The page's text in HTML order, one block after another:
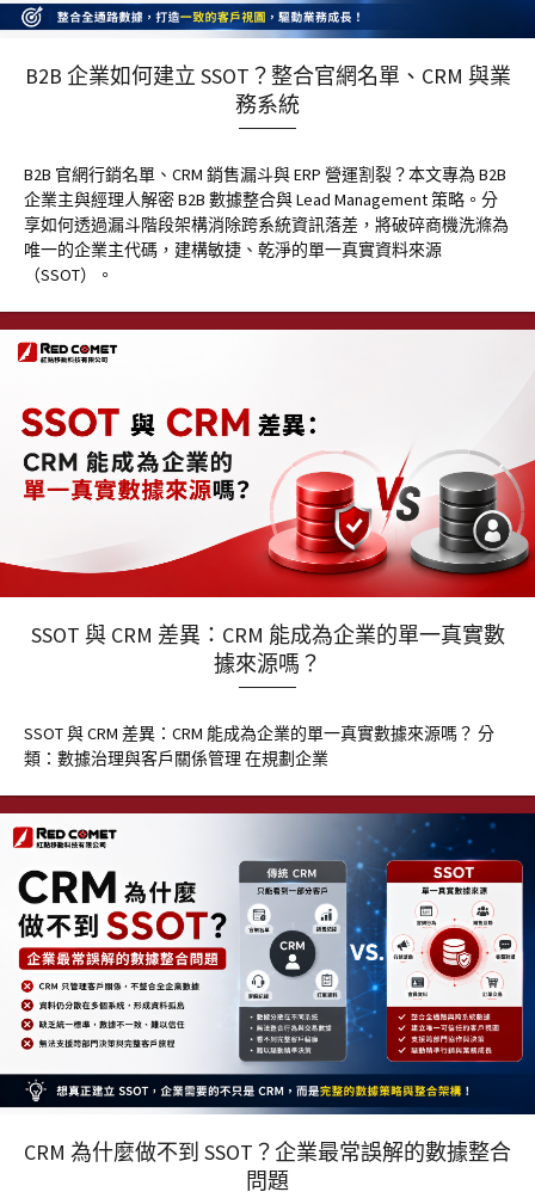
B2B 企業如何建立 SSOT？整合官網名單、CRM 與業
務系統
B2B 官網行銷名單、CRM 銷售漏斗與 ERP 營運割裂？本文專為 B2B
企業主與經理人解密 B2B 數據整合與 Lead Management 策略。分
享如何透過漏斗階段架構消除跨系統資訊落差，將破碎商機洗滌為
唯一的企業主代碼，建構敏捷、乾淨的單一真實資料來源
（SSOT）。
SSOT 與 CRM 差異：CRM 能成為企業的單一真實數
據來源嗎？
SSOT 與 CRM 差異：CRM 能成為企業的單一真實數據來源嗎？ 分
類：數據治理與客戶關係管理 在規劃企業
CRM 為什麼做不到 SSOT？企業最常誤解的數據整合
問題